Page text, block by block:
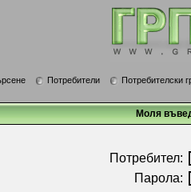
Потребители
Потребителски
Моля
Потребител:
Парола: